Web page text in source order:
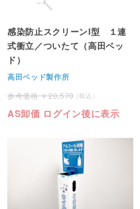
感染防止スクリーンⅠ型 １連
式衝立／ついたて（高田ベッ
ド）
高田ベッド製作所
20,570
AS卸価 ログイン後に表示